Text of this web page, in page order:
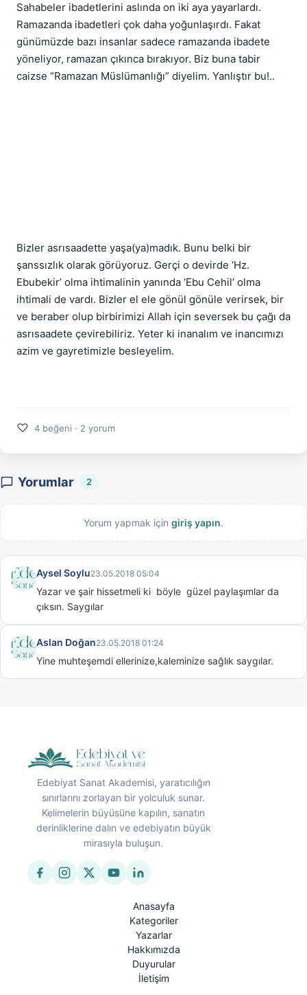
Sahabeler ibadetlerini aslında on iki aya yayarlardı.
Ramazanda ibadetleri çok daha yoğunlaşırdı. Fakat
günümüzde bazı insanlar sadece ramazanda ibadete
yöneliyor, ramazan çıkınca bırakıyor. Biz buna tabir
caizse “Ramazan Müslümanlığı” diyelim. Yanlıştır bu!..
Bizler asrısaadette yaşa(ya)madık. Bunu belki bir
şanssızlık olarak görüyoruz. Gerçi o devirde ‘Hz.
Ebubekir’ olma ihtimalinin yanında ‘Ebu Cehil’ olma
ihtimali de vardı. Bizler el ele gönül gönüle verirsek, bir
ve beraber olup birbirimizi Allah için seversek bu çağı da
asrısaadete çevirebiliriz. Yeter ki inanalım ve inancımızı
azim ve gayretimizle besleyelim.
♡ 4 beğeni · 2 yorum
Yorumlar 2
Yorum yapmak için giriş yapın.
Aysel Soylu23.05.2018 05:04
Yazar ve şair hissetmeli ki  böyle  güzel paylaşımlar da
çıksın. Saygılar
Aslan Doğan23.05.2018 01:24
Yine muhteşemdi ellerinize,kaleminize sağlık saygılar.
Edebiyat Sanat Akademisi, yaratıcılığın
sınırlarını zorlayan bir yolculuk sunar.
Kelimelerin büyüsüne kapılın, sanatın
derinliklerine dalın ve edebiyatın büyük
mirasıyla buluşun.
Anasayfa
Kategoriler
Yazarlar
Hakkımızda
Duyurular
İletişim